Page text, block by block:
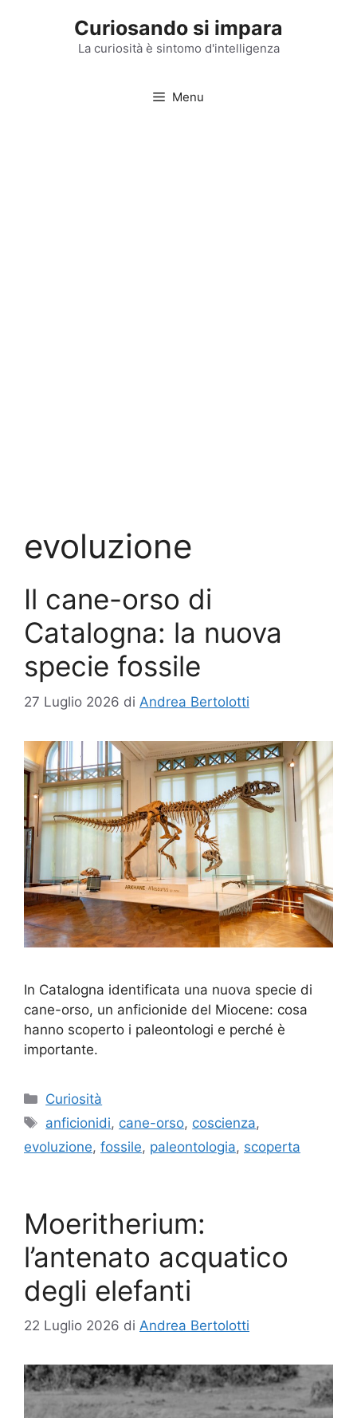
Curiosando si impara
La curiosità è sintomo d'intelligenza
Menu
evoluzione
Il cane-orso di
Catalogna: la nuova
specie fossile
27 Luglio 2026 di Andrea Bertolotti
In Catalogna identificata una nuova specie di
cane-orso, un anficionide del Miocene: cosa
hanno scoperto i paleontologi e perché è
importante.
Categorie
Curiosità
Tag
anficionidi, cane-orso, coscienza,
evoluzione, fossile, paleontologia, scoperta
Moeritherium:
l’antenato acquatico
degli elefanti
22 Luglio 2026 di Andrea Bertolotti